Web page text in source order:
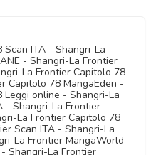
ITA - Shangri-La
- Shangri-La Frontier
La Frontier Capitolo 78
Capitolo 78 MangaEden -
Leggi online - Shangri-La
- Shangri-La Frontier
La Frontier Capitolo 78
Scan ITA - Shangri-La
La Frontier MangaWorld -
Shangri-La Frontier